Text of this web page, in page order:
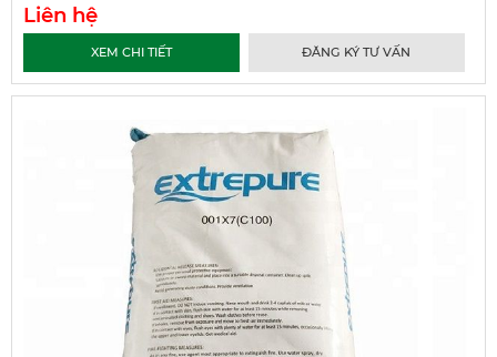
Liên hệ
XEM CHI TIẾT ĐĂNG KÝ TƯ VẤN